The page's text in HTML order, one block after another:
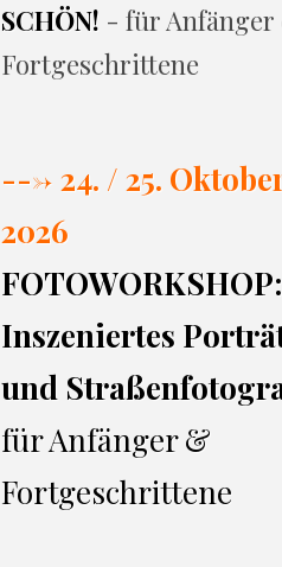
SCHÖN! - für
Fortgeschrittene
---> 24. / 25.
2026
FOTOWORKSHOP:
Inszeniertes
und
für Anfänger &
Fortgeschrittene